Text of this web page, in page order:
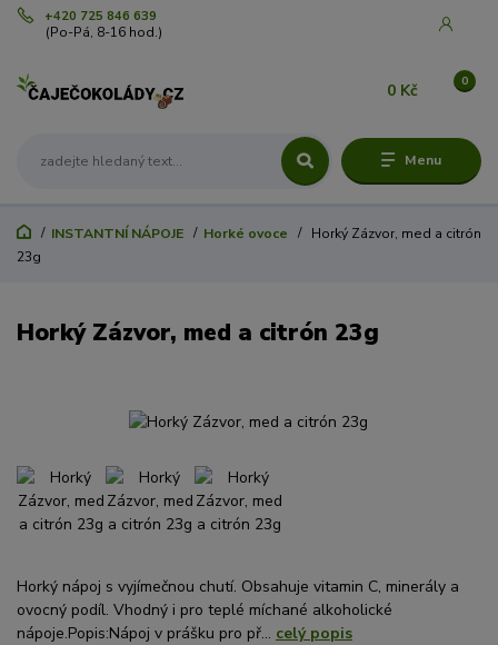
Menu
+420 725 846 639
(Po-Pá, 8-16 hod.)
0
0 Kč
INSTANTNÍ NÁPOJE Horké ovoce
Horký Zázvor, med a citrón
23g
Horký Zázvor, med a citrón 23g
Horký nápoj s vyjímečnou chutí. Obsahuje vitamin C, minerály a
ovocný podíl. Vhodný i pro teplé míchané alkoholické
nápoje.Popis:Nápoj v prášku pro př... celý popis